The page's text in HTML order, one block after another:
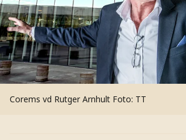
Corems vd Rutger Arnhult Foto: TT